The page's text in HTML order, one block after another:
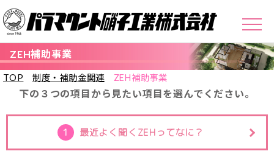
ZEH補助事業
TOP 制度・補助金関連 ZEH補助事業
下の３つの項目から見たい項目を選んでください。
1 最近よく聞くZEHってなに？